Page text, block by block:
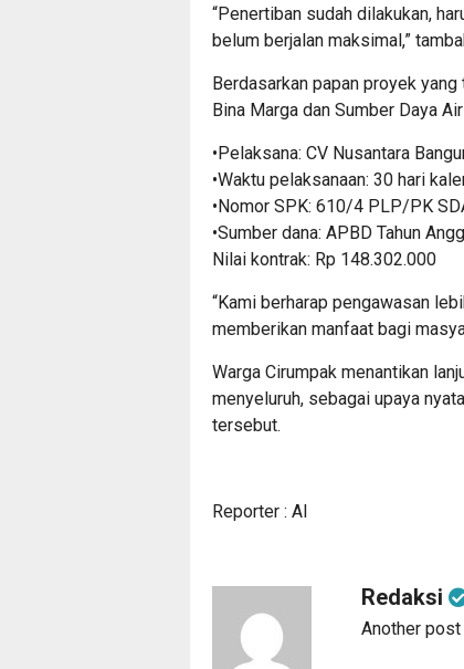
“Penertiban sudah dilakukan,
belum berjalan maksimal,”
Berdasarkan papan proyek
Bina Marga dan Sumber Daya
•Pelaksana: CV Nusantara
•Waktu pelaksanaan: 30 hari
•Nomor SPK: 610/4 PLP/PK
•Sumber dana: APBD Tahun
Nilai kontrak: Rp 148.302.000
“Kami berharap pengawasan
memberikan manfaat bagi
Warga Cirumpak menantikan
menyeluruh, sebagai upaya
tersebut.
Reporter : Al
Redaksi
Another